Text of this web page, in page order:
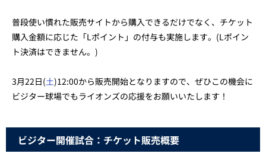
普段使い慣れた販売サイトから購入できるだけでなく、チケット
購入金額に応じた「Lポイント」の付与も実施します。(Lポイン
ト決済はできません。)
3月22日(土)12:00から販売開始となりますので、ぜひこの機会に
ビジター球場でもライオンズの応援をお願いいたします！
ビジター開催試合：チケット販売概要